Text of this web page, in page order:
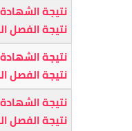
نتيجة
نتيجة الفصل
نتيجة
نتيجة الفصل
نتيجة
نتيجة الفصل